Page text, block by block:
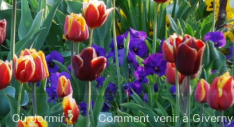
Où dormir ? Comment venir à Giverny